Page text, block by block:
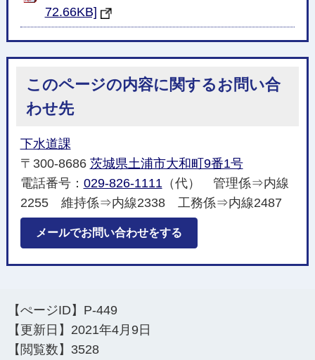
72.66KB]
このページの内容に関するお問い合
わせ先
下水道課
〒300-8686 茨城県土浦市大和町9番1号
電話番号： 029-826-1111（代） 管理係⇒内線
2255 維持係⇒内線2338 工務係⇒内線2487
メールでお問い合わせをする
【ぺージID】 P-449
【更新日】 2021年4月9日
【閲覧数】 3528